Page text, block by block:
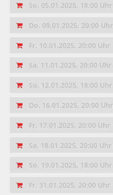
So. 05.01.2025, 18:00 Uhr
Do. 09.01.2025, 20:00 Uhr
Fr. 10.01.2025, 20:00 Uhr
Sa. 11.01.2025, 20:00 Uhr
So. 12.01.2025, 18:00 Uhr
Do. 16.01.2025, 20:00 Uhr
Fr. 17.01.2025, 20:00 Uhr
Sa. 18.01.2025, 20:00 Uhr
So. 19.01.2025, 18:00 Uhr
Fr. 31.01.2025, 20:00 Uhr